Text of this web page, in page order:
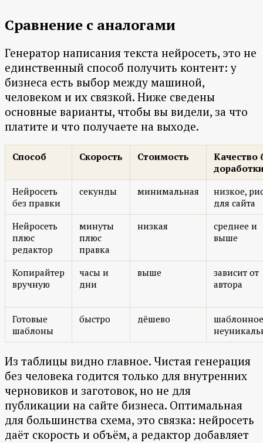
Сравнение с аналогами
Генератор написания текста нейросеть, это не
единственный способ получить контент: у
бизнеса есть выбор между машиной,
человеком и их связкой. Ниже сведены
основные варианты, чтобы вы видели, за что
платите и что получаете на выходе.
Способ Скорость Стоимость
Качество
Нейросеть
без правки
секунды минимальная
низкое,
для сайта
Нейросеть
плюс
редактор
минуты
плюс
правка
низкая
среднее и
выше
Копирайтер
вручную
часы и
дни
выше
зависит от
автора
Готовые
шаблоны
быстро дёшево
Из таблицы видно главное. Чистая генерация
без человека годится только для внутренних
черновиков и заготовок, но не для
публикации на сайте бизнеса. Оптимальная
для большинства схема, это связка: нейросеть
даёт скорость и объём, а редактор добавляет